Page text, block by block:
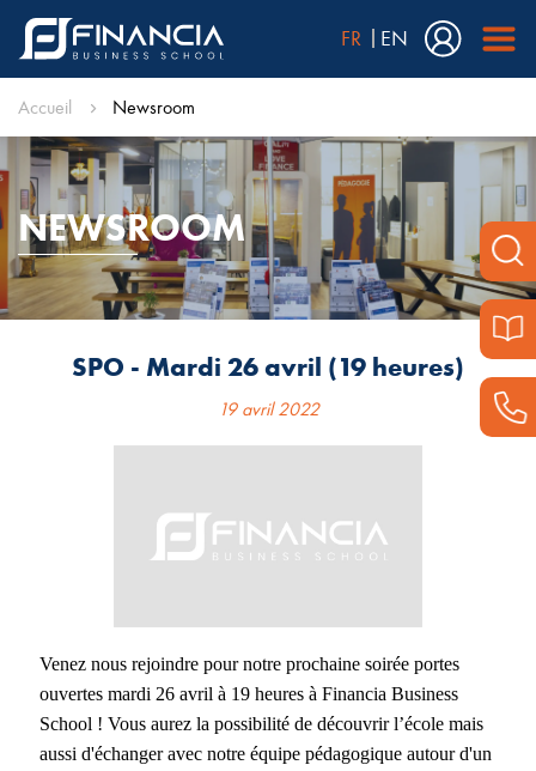
FR EN
Accueil Newsroom
NEWSROOM
SPO - Mardi 26 avril (19 heures)
19 avril 2022
Venez nous rejoindre pour notre prochaine soirée portes
ouvertes mardi 26 avril à 19 heures à Financia Business
School ! Vous aurez la possibilité de découvrir l’école mais
aussi d'échanger avec notre équipe pédagogique autour d'un